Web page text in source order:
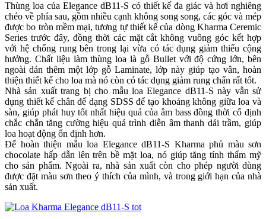
Thùng loa của Elegance dB11-S có thiết kế đa giác và hơi nghiêng
chéo về phía sau, gồm nhiều cạnh không song song, các góc và mép
được bo tròn mềm mại, tương tự thiết kế của dòng Kharma Ceremic
Series trước đây, đồng thời các mặt cắt không vuông góc kết hợp
với hệ chống rung bên trong lại vừa có tác dụng giảm thiểu cộng
hưởng. Chất liệu làm thùng loa là gỗ Bullet với độ cứng lớn, bên
ngoài dán thêm một lớp gỗ Laminate, lớp này giúp tạo vân, hoàn
thiện thiết kế cho loa mà nó còn có tác dụng giảm rung chấn rất tốt.
Nhà sản xuất trang bị cho mẫu loa Elegance dB11-S này vẫn sử
dụng thiết kế chân đế dạng SDSS để tạo khoảng không giữa loa và
sàn, giúp phát huy tốt nhất hiệu quả của âm bass đồng thời cố định
chắc chắn tăng cường hiệu quả trình diễn âm thanh dải trầm, giúp
loa hoạt động ổn định hơn.
Để hoàn thiện mẫu loa Elegance dB11-S Kharma phủ màu sơn
chocolate hấp dẫn lên trên bề mặt loa, nó giúp tăng tính thẩm mỹ
cho sản phẩm. Ngoài ra, nhà sản xuất còn cho phép người dùng
được đặt màu sơn theo ý thích của mình, và trong giới hạn của nhà
sản xuất.